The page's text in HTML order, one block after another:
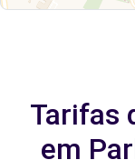
Tarifas
em